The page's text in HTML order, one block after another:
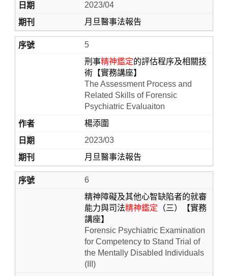
2023/04
月旦醫事法報告
5
刑事精神鑑定的評估程序及相關技
術【實務講座】
The Assessment Process and
Related Skills of Forensic
Psychiatric Evaluaiton
楊添圍
2023/03
月旦醫事法報告
6
精神障礙及其他心智缺陷者的就審
能力與司法精神鑑定 （三）【實務
講座】
Forensic Psychiatric Examination
for Competency to Stand Trial of
the Mentally Disabled Individuals
(III)